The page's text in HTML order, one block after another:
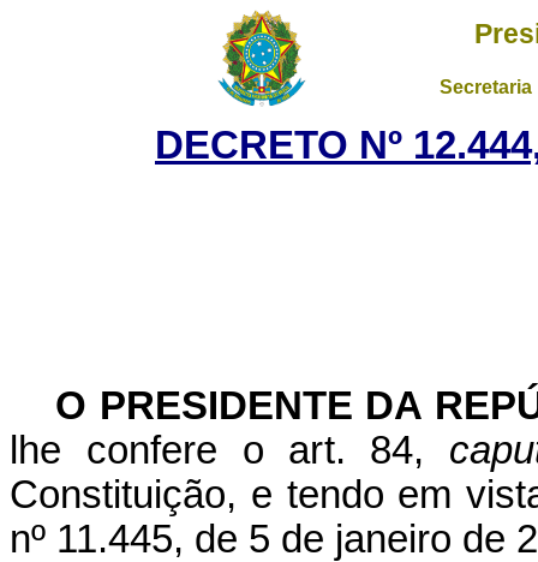
DECRETO Nº
O PRESIDENTE DA
lhe confere o art. 84,
Constituição, e tendo em
nº 11.445, de 5 de janeiro de